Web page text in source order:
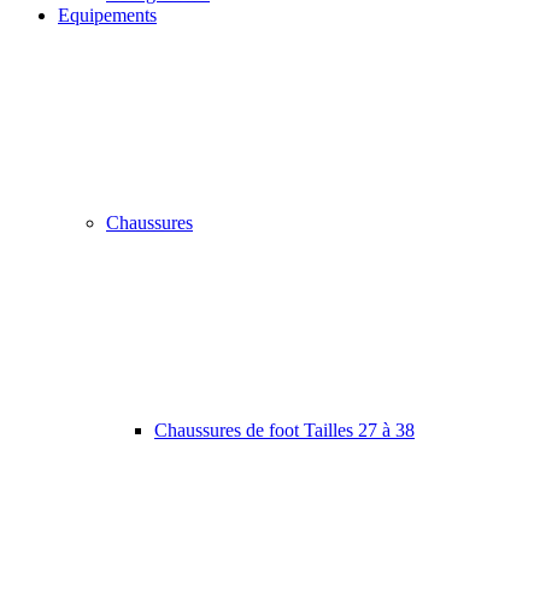
Equipements
Chaussures
Chaussures de foot Tailles 27 à 38